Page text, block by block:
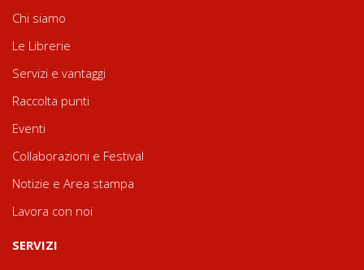
Chi siamo
Le Librerie
Servizi e vantaggi
Raccolta punti
Eventi
Collaborazioni e Festival
Notizie e Area stampa
Lavora con noi
SERVIZI